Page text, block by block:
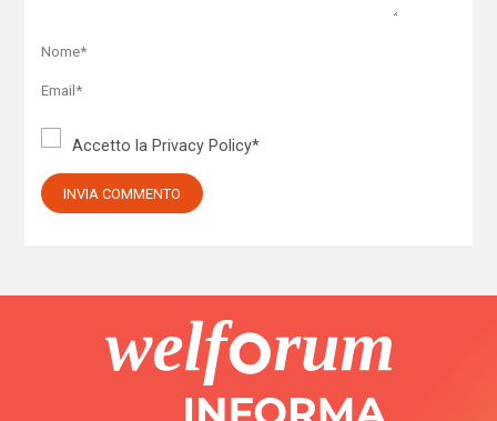
Accetto la Privacy Policy*